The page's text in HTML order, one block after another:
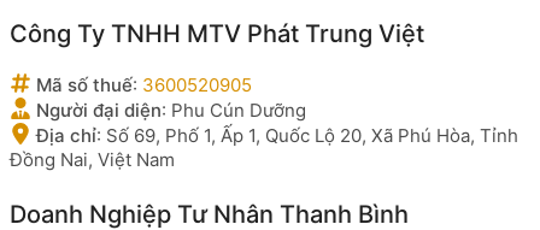
Công Ty TNHH MTV Phát Trung Việt
Mã số thuế: 3600520905
Người đại diện: Phu Cún Dưỡng
Địa chỉ: Số 69, Phố 1, Ấp 1, Quốc Lộ 20, Xã Phú Hòa, Tỉnh
Đồng Nai, Việt Nam
Doanh Nghiệp Tư Nhân Thanh Bình